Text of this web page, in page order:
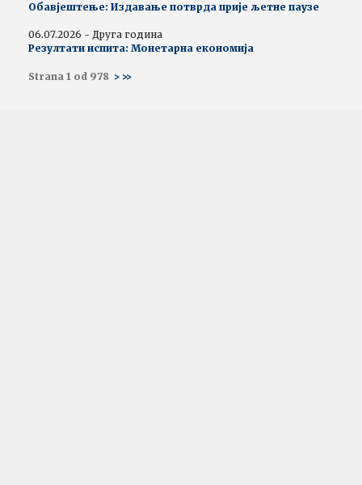
Обавјештење: Издавање потврда прије љетне паузе
06.07.2026 - Друга година
Резултати испита: Монетарна економија
Strana 1 od 978 > >>